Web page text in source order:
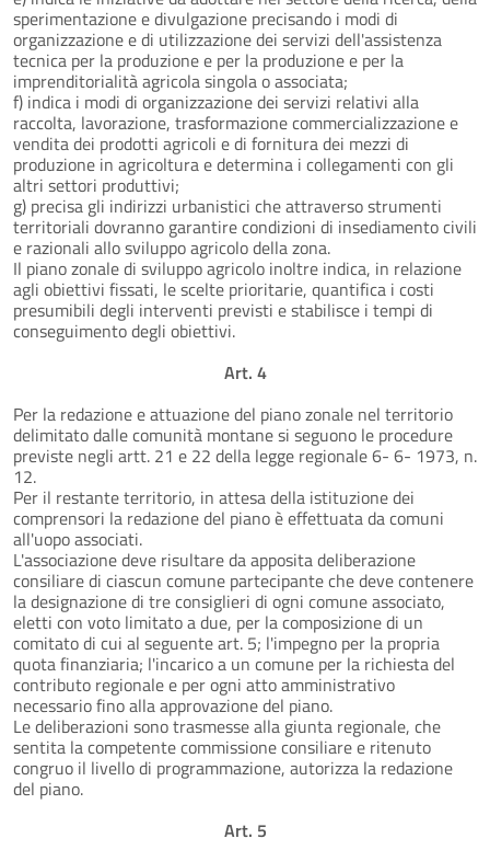
sperimentazione e divulgazione precisando i modi di
organizzazione e di utilizzazione dei servizi dell'assistenza
tecnica per la produzione e per la produzione e per la
imprenditorialità agricola singola o associata;
f) indica i modi di organizzazione dei servizi relativi alla
raccolta, lavorazione, trasformazione commercializzazione e
vendita dei prodotti agricoli e di fornitura dei mezzi di
produzione in agricoltura e determina i collegamenti con gli
altri settori produttivi;
g) precisa gli indirizzi urbanistici che attraverso strumenti
territoriali dovranno garantire condizioni di insediamento civili
e razionali allo sviluppo agricolo della zona.
Il piano zonale di sviluppo agricolo inoltre indica, in relazione
agli obiettivi fissati, le scelte prioritarie, quantifica i costi
presumibili degli interventi previsti e stabilisce i tempi di
conseguimento degli obiettivi.
Art. 4
Per la redazione e attuazione del piano zonale nel territorio
delimitato dalle comunità montane si seguono le procedure
previste negli artt. 21 e 22 della legge regionale 6- 6- 1973, n.
12.
Per il restante territorio, in attesa della istituzione dei
comprensori la redazione del piano è effettuata da comuni
all'uopo associati.
L'associazione deve risultare da apposita deliberazione
consiliare di ciascun comune partecipante che deve contenere
la designazione di tre consiglieri di ogni comune associato,
eletti con voto limitato a due, per la composizione di un
comitato di cui al seguente art. 5; l'impegno per la propria
quota finanziaria; l'incarico a un comune per la richiesta del
contributo regionale e per ogni atto amministrativo
necessario fino alla approvazione del piano.
Le deliberazioni sono trasmesse alla giunta regionale, che
sentita la competente commissione consiliare e ritenuto
congruo il livello di programmazione, autorizza la redazione
del piano.
Art. 5